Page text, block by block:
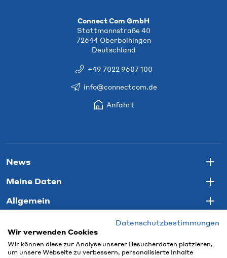
Connect Com GmbH
Stattmannstraße 40
72644 Oberboihingen
Deutschland
+49 7022 9607 100
info@connectcom.de
Anfahrt
News
Meine Daten
Allgemein
Datenschutzbestimmungen
Wir verwenden Cookies
Wir können diese zur Analyse unserer Besucherdaten platzieren,
um unsere Webseite zu verbessern, personalisierte Inhalte